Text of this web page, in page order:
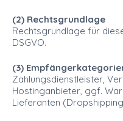
(2) Rechtsgrundlage
Rechtsgrundlage für
DSGVO.
(3)
Zahlungsdienstleister,
Hostinganbieter, ggf.
Lieferanten